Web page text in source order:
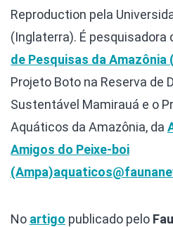
Reproduction pela
(Inglaterra). É pesquisadora
de Pesquisas da Amazônia
Projeto Boto na Reserva de
Sustentável Mamirauá e o
Aquáticos da Amazônia, da
Amigos do Peixe-boi
(Ampa)
No artigo publicado pelo